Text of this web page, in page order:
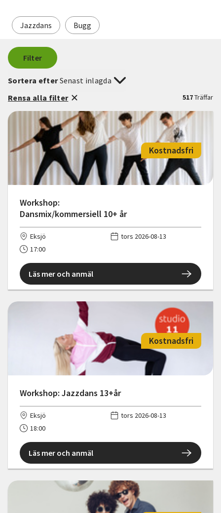
Jazzdans Bugg
Filter
517Träffar
Sortera efterSenast inlagda
Rensa alla filter
Workshop:
Dansmix/kommersiell 10+ år
Kostnadsfri
Eksjö
tors 2026-08-13
17:00
Läs mer och anmäl
Workshop: Jazzdans 13+år
Kostnadsfri
Eksjö
tors 2026-08-13
18:00
Läs mer och anmäl